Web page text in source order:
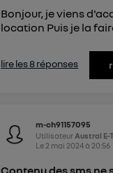
Bonjour, je viens
location Puis je la
lire les 8 réponses
m-ch91157095
Utilisateur Austral E-
Le 2 mai 2024à 20:56
Contenu des sms ne